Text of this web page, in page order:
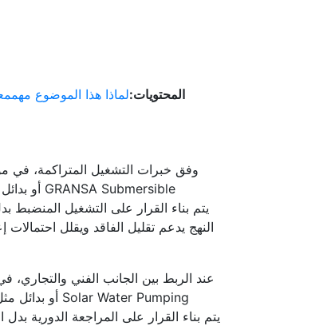
المحتويات:لماذا هذا الموضوع مهم
وفق خبرات التشغيل المتراكمة،
النهج يدعم تقليل الفاقد ويقلل
عند الربط بين الجانب الفني